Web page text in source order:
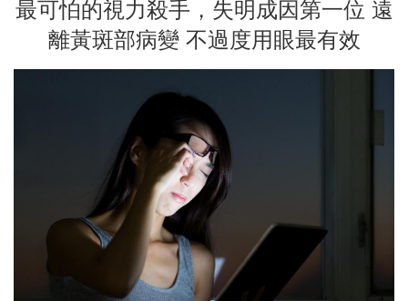
最可怕的視力殺手，失明成因第一位 遠
離黃斑部病變 不過度用眼最有效